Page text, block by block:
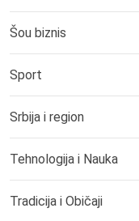
Šou biznis
Sport
Srbija i region
Tehnologija i Nauka
Tradicija i Običaji